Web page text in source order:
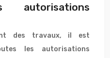
autorisations
des travaux, il est
les autorisations